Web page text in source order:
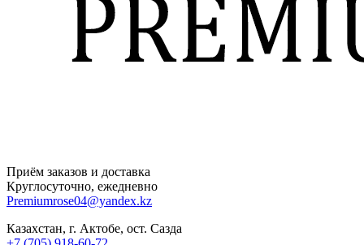
Приём заказов и доставка
Круглосуточно, ежедневно
Premiumrose04@yandex.kz
Казахстан, г. Актобе, ост. Сазда